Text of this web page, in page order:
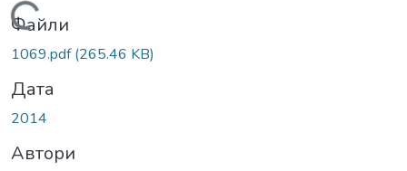
Вантажиться...
Файли
1069.pdf(265.46 KB)
Дата
2014
Автори